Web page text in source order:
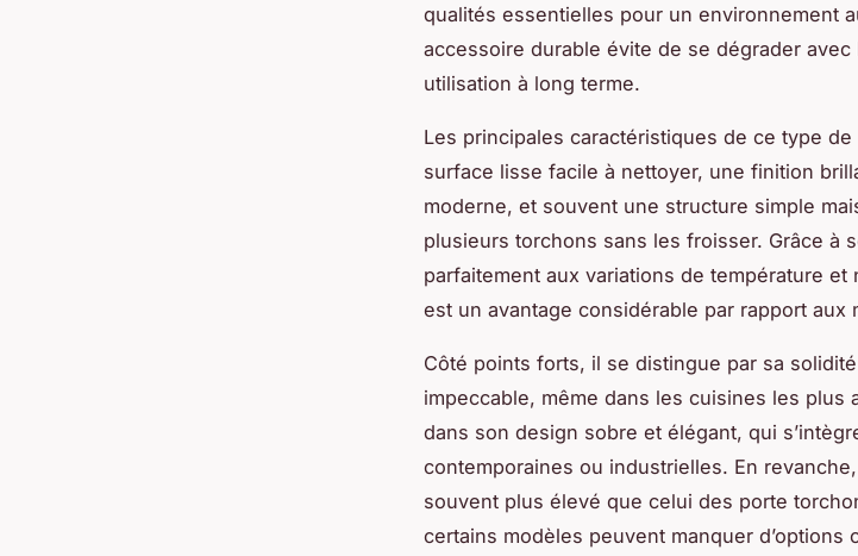
qualités essentielles pour un environnement
accessoire durable évite de se dégrader
utilisation à long terme.
Les principales caractéristiques de ce type
surface lisse facile à nettoyer, une finition
moderne, et souvent une structure simple
plusieurs torchons sans les froisser. Grâce à
parfaitement aux variations de température
est un avantage considérable par rapport
Côté points forts, il se distingue par sa
impeccable, même dans les cuisines les plus
dans son design sobre et élégant, qui
contemporaines ou industrielles. En
souvent plus élevé que celui des porte
certains modèles peuvent manquer